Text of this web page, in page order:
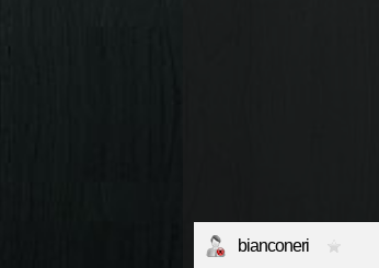
bianconeri